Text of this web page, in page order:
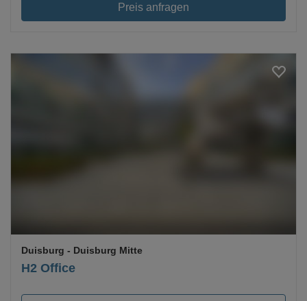
Preis anfragen
H2 Office
Duisburg - Duisburg Mitte